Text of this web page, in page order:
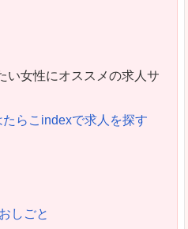
い女性にオススメの求人サ
たらこindexで求人を探す
しごと